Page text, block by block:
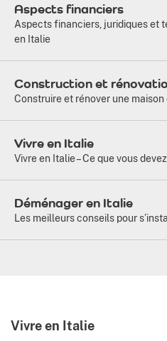
Aspects financiers
Aspects financiers, juridiques et
en Italie
Construction et
Construire et rénover une maison
Vivre en Italie
Vivre en Italie – Ce que vous
Déménager en Italie
Les meilleurs conseils pour
Vivre en Italie